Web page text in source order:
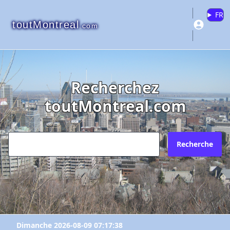
toutMontreal.com
FR
Recherchez
toutMontreal.com
Recherche
Dimanche 2026-08-09 07:17:38